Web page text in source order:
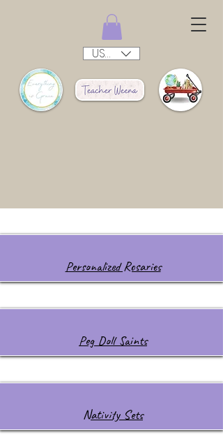
USD ($)
Personalized Rosaries
Peg Doll Saints
Nativity Sets